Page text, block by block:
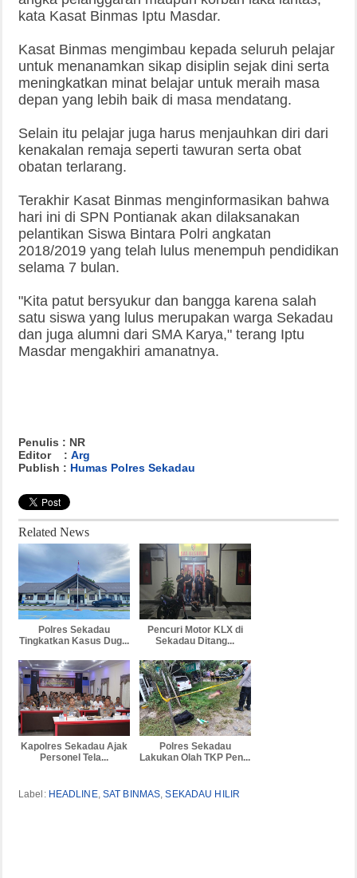
kata Kasat Binmas Iptu Masdar.
Kasat Binmas mengimbau kepada seluruh pelajar
untuk menanamkan sikap disiplin sejak dini serta
meningkatkan minat belajar untuk meraih masa
depan yang lebih baik di masa mendatang.
Selain itu pelajar juga harus menjauhkan diri dari
kenakalan remaja seperti tawuran serta obat
obatan terlarang.
Terakhir Kasat Binmas menginformasikan bahwa
hari ini di SPN Pontianak akan dilaksanakan
pelantikan Siswa Bintara Polri angkatan
2018/2019 yang telah lulus menempuh pendidikan
selama 7 bulan.
"Kita patut bersyukur dan bangga karena salah
satu siswa yang lulus merupakan warga Sekadau
dan juga alumni dari SMA Karya," terang Iptu
Masdar mengakhiri amanatnya.
Penulis : NR
Editor : Arg
Publish : Humas Polres Sekadau
Related News
Polres Sekadau
Tingkatkan Kasus Dug...
Pencuri Motor KLX di
Sekadau Ditang...
Kapolres Sekadau Ajak
Personel Tela...
Polres Sekadau
Lakukan Olah TKP Pen...
Label: HEADLINE, SAT BINMAS ,SEKADAU HILIR